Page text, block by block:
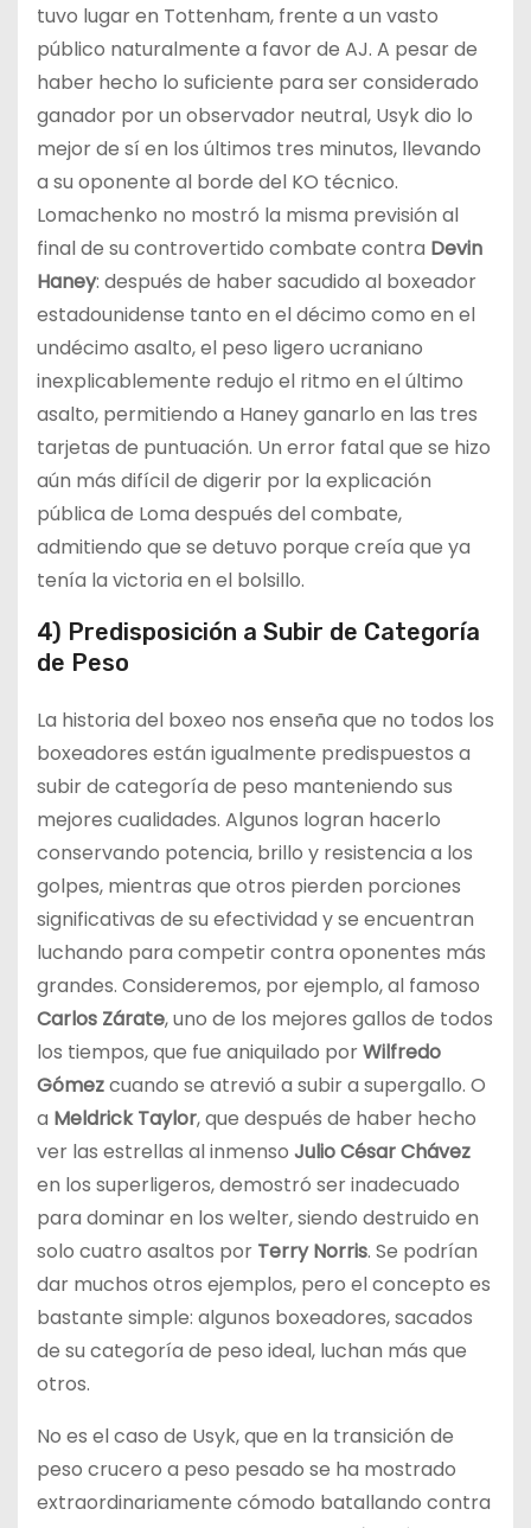
tuvo lugar en Tottenham, frente a un vasto
público naturalmente a favor de AJ. A pesar de
haber hecho lo suficiente para ser considerado
ganador por un observador neutral, Usyk dio lo
mejor de sí en los últimos tres minutos, llevando
a su oponente al borde del KO técnico.
Lomachenko no mostró la misma previsión al
final de su controvertido combate contra Devin
Haney: después de haber sacudido al boxeador
estadounidense tanto en el décimo como en el
undécimo asalto, el peso ligero ucraniano
inexplicablemente redujo el ritmo en el último
asalto, permitiendo a Haney ganarlo en las tres
tarjetas de puntuación. Un error fatal que se hizo
aún más difícil de digerir por la explicación
pública de Loma después del combate,
admitiendo que se detuvo porque creía que ya
tenía la victoria en el bolsillo.
4) Predisposición a Subir de Categoría
de Peso
La historia del boxeo nos enseña que no todos los
boxeadores están igualmente predispuestos a
subir de categoría de peso manteniendo sus
mejores cualidades. Algunos logran hacerlo
conservando potencia, brillo y resistencia a los
golpes, mientras que otros pierden porciones
significativas de su efectividad y se encuentran
luchando para competir contra oponentes más
grandes. Consideremos, por ejemplo, al famoso
Carlos Zárate, uno de los mejores gallos de todos
los tiempos, que fue aniquilado porWilfredo
Gómezcuando se atrevió a subir a supergallo. O
a Meldrick Taylor, que después de haber hecho
ver las estrellas al inmenso Julio César Chávez
en los superligeros, demostró ser inadecuado
para dominar en los welter, siendo destruido en
solo cuatro asaltos por Terry Norris. Se podrían
dar muchos otros ejemplos, pero el concepto es
bastante simple: algunos boxeadores, sacados
de su categoría de peso ideal, luchan más que
otros.
No es el caso de Usyk, que en la transición de
peso crucero a peso pesado se ha mostrado
extraordinariamente cómodo batallando contra